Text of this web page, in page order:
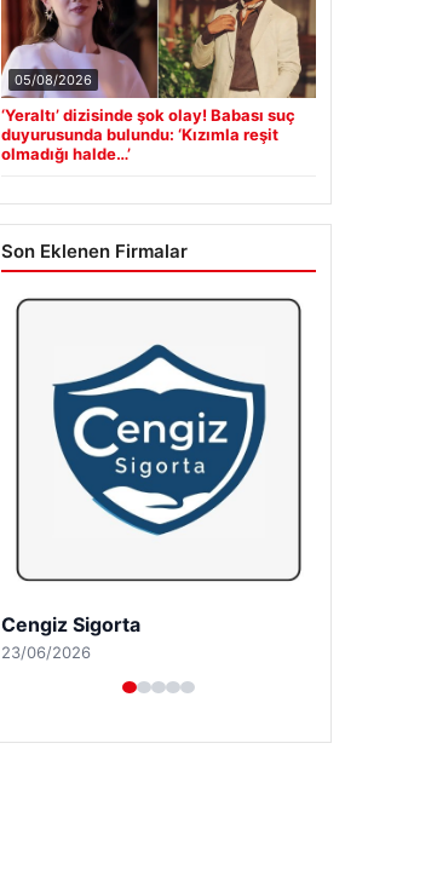
05/08/2026
‘Yeraltı’ dizisinde şok olay! Babası suç
duyurusunda bulundu: ‘Kızımla reşit
olmadığı halde…’
Son Eklenen Firmalar
Hastaş Beton
26/05/2026